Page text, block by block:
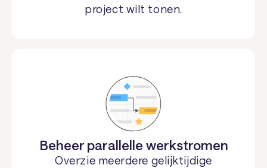
project wilt tonen.
Beheer parallelle werkstromen
Overzie meerdere gelijktijdige